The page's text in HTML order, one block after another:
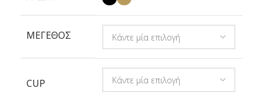
ΜΕΓΕΘΟΣ
CUP